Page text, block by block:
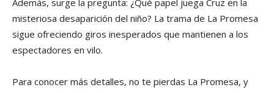
Además, surge la pregunta: ¿Qué papel juega Cruz en la
misteriosa desaparición del niño? La trama de La Promesa
sigue ofreciendo giros inesperados que mantienen a los
espectadores en vilo.
Para conocer más detalles, no te pierdas La Promesa, y